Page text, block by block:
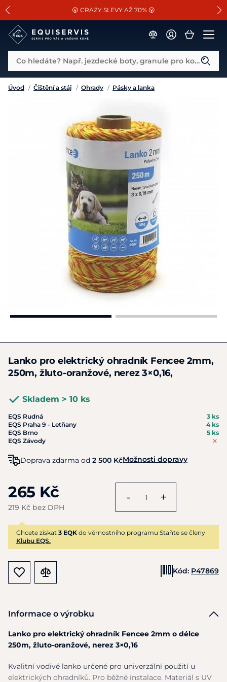
SLEVA 13% na vše od Cassini!
😮 CRAZY SLEVY AŽ 70% 😮
📐Pasování a doplňky k vybraným sedlům ZDARMA 🐴
Co hledáte? Např. jezdecké boty, granule pro koně...
Úvod / Čištění a stáj / Ohrady / Pásky a lanka
Lanko pro elektrický ohradník Fencee 2mm,
250m, žluto-oranžové, nerez 3×0,16,
Skladem > 10 ks
EQS Rudná
3 ks
EQS Praha 9 - Letňany
4 ks
EQS Brno
5 ks
EQS Závody
Doprava zdarma od 2 500 KčMožnosti dopravy
265 Kč
219 Kč bez DPH
- +
Chcete získat 3 EQK do věrnostního programu Staňte se členy
Klubu EQS.
Kód: P47869
Informace o výrobku
Lanko pro elektrický ohradník Fencee 2mm o délce
250m, žluto-oranžové, nerez 3×0,16
Kvalitní vodivé lanko určené pro univerzální použití u
elektrických ohradníků. Pro běžné instalace. Materiál s UV